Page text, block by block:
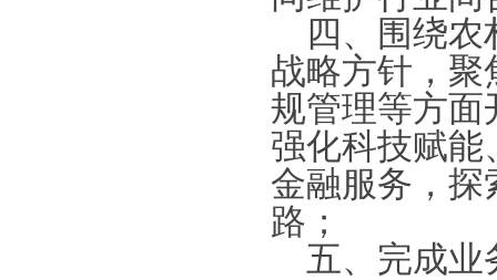
四、围绕农
战略方针，聚
规管理等方面
强化科技赋能
金融服务，探
路；
五、完成业